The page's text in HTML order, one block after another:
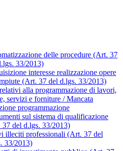
delle procedure (Art. 37
33/2013)
interesse realizzazione opere
(Art. 37 del d.lgs. 33/2013)
alla programmazione di lavori,
servizi e forniture / Mancata
programmazione
sul sistema di qualificazione
del d.lgs. 33/2013)
illeciti professionali (Art. 37 del
33/2013)